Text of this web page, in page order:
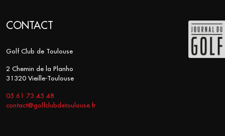
CONTACT
Golf Club de Toulouse
2 Chemin de la Planho
31320 Vieille-Toulouse
05 61 73 45 48
contact@golfclubdetoulouse.fr